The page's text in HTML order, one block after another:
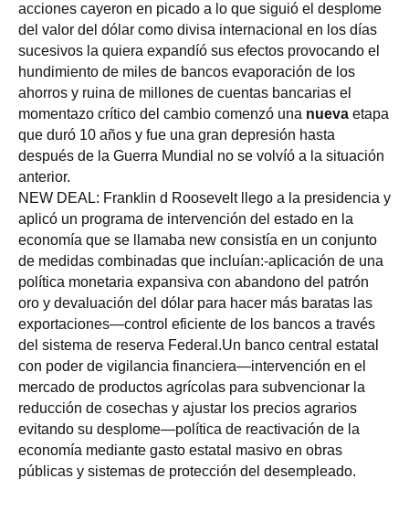
acciones cayeron en picado a lo que siguió el desplome
del valor del dólar como divisa internacional en los días
sucesivos la quiera expandíó sus efectos provocando el
hundimiento de miles de bancos evaporación de los
ahorros y ruina de millones de cuentas bancarias el
momentazo crítico del cambio comenzó una nueva etapa
que duró 10 años y fue una gran depresión hasta
después de la Guerra Mundial no se volvíó a la situación
anterior.
NEW DEAL: Franklin d Roosevelt llego a la presidencia y
aplicó un programa de intervención del estado en la
economía que se llamaba new consistía en un conjunto
de medidas combinadas que incluían:-aplicación de una
política monetaria expansiva con abandono del patrón
oro y devaluación del dólar para hacer más baratas las
exportaciones—control eficiente de los bancos a través
del sistema de reserva Federal.Un banco central estatal
con poder de vigilancia financiera—intervención en el
mercado de productos agrícolas para subvencionar la
reducción de cosechas y ajustar los precios agrarios
evitando su desplome—política de reactivación de la
economía mediante gasto estatal masivo en obras
públicas y sistemas de protección del desempleado.